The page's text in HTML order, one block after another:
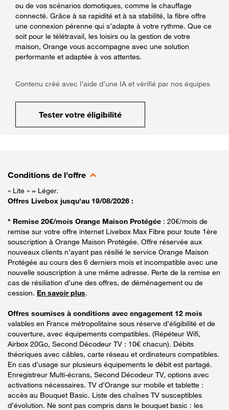
ou de vos scénarios domotiques, comme le chauffage
connecté. Grâce à sa rapidité et à sa stabilité, la fibre offre
une connexion pérenne qui s’adapte à votre rythme. Que ce
soit pour le télétravail, les loisirs ou la gestion de votre
maison, Orange vous accompagne avec une solution
performante et adaptée à vos attentes.
Contenu créé avec l’aide d’une IA et vérifié par nos équipes
Tester votre éligibilité
Conditions de l'offre
« Lite » = Léger.
Offres Livebox jusqu'au 19/08/2026 :
* Remise 20€/mois Orange Maison Protégée : 20€/mois de
remise sur votre offre internet Livebox Max Fibre pour toute 1ère
souscription à Orange Maison Protégée. Offre réservée aux
nouveaux clients n’ayant pas résilié le service Orange Maison
Protégée au cours des 6 derniers mois et incompatible avec une
nouvelle souscription à une même adresse. Perte de la remise en
cas de résiliation d’une des offres, de déménagement ou de
cession. En savoir plus.
Offres soumises à conditions avec engagement 12 mois
valables en France métropolitaine sous réserve d’éligibilité et de
couverture, avec équipements compatibles. (Répéteur Wifi,
Airbox 20Go, Second Décodeur TV : 10€ chacun). Débits
théoriques avec câbles, carte réseau et ordinateurs compatibles.
En cas d’usage sur plusieurs équipements le débit est partagé.
Enregistreur Multi-écrans, Second Décodeur TV, options avec
activations nécessaires. TV d’Orange sur mobile et tablette :
accès au Bouquet Basic. Liste des chaînes TV susceptibles
d’évolution. Ne sont pas compris dans le bouquet basic : les